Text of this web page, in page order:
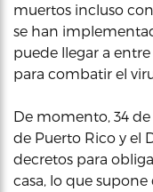
muertos incluso
se han
puede llegar a entre
para combatir el
De momento, 34 de
de Puerto Rico y el
decretos para
casa, lo que